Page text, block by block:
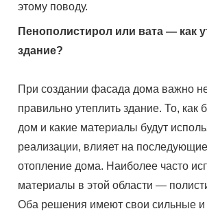
этому поводу.
Пенополистирол или вата — как
здание?
При создании фасада дома важно
правильно утеплить здание. То, как
дом и какие материалы будут
реализации, влияет на
отопление дома. Наиболее часто
материалы в этой области —
Оба решения имеют свои сильные